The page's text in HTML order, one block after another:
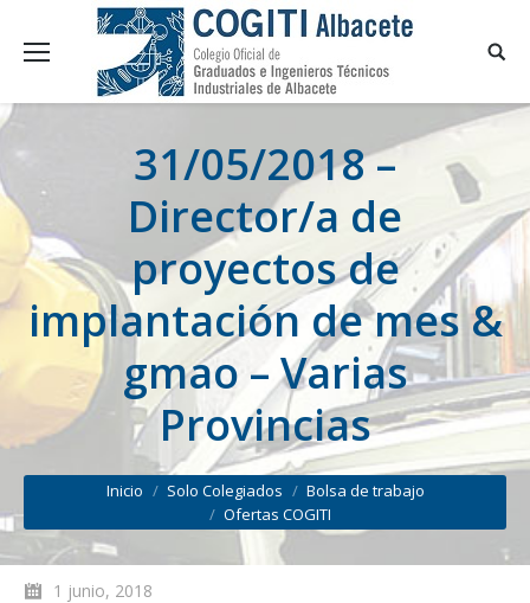
31/05/2018 –
Director/a de
proyectos de
implantación de mes &
gmao – Varias
Provincias
You are here:
Inicio Solo Colegiados
Bolsa de trabajo
Ofertas COGITI
1 junio, 2018